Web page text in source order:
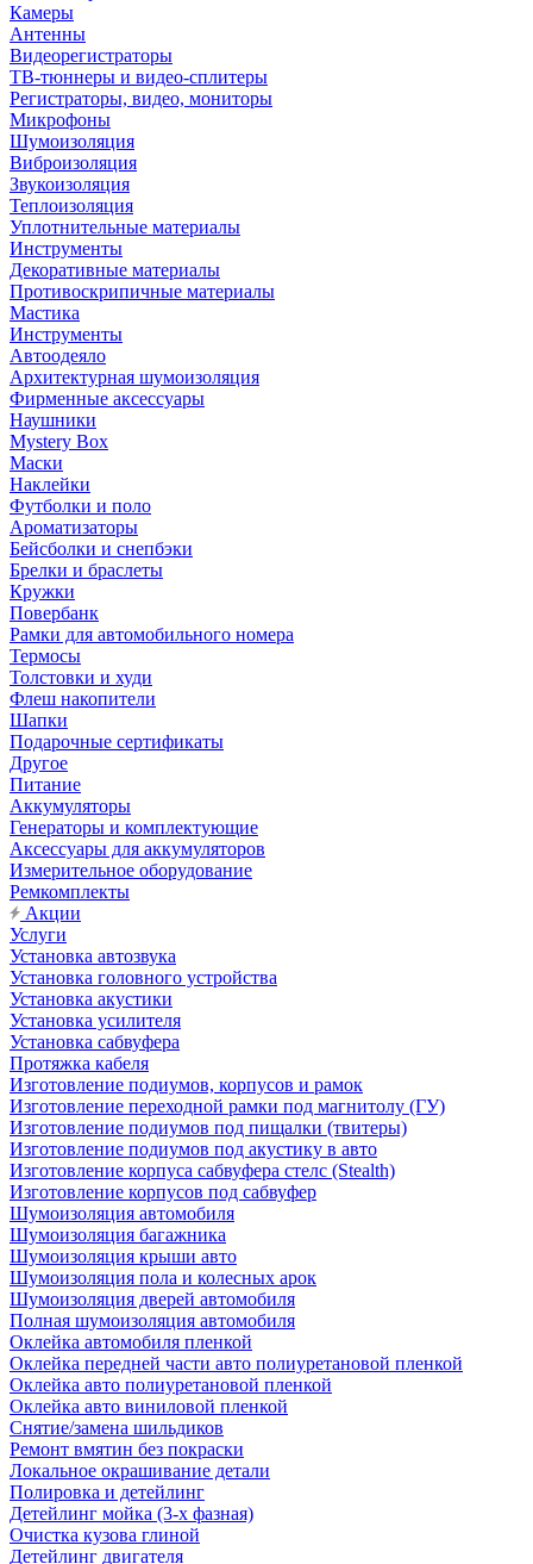
Камеры
Антенны
Видеорегистраторы
ТВ-тюннеры и видео-сплитеры
Регистраторы, видео, мониторы
Микрофоны
Шумоизоляция
Виброизоляция
Звукоизоляция
Теплоизоляция
Уплотнительные материалы
Инструменты
Декоративные материалы
Противоскрипичные материалы
Мастика
Инструменты
Автоодеяло
Архитектурная шумоизоляция
Фирменные аксессуары
Наушники
Mystery Box
Маски
Наклейки
Футболки и поло
Ароматизаторы
Бейсболки и снепбэки
Брелки и браслеты
Кружки
Повербанк
Рамки для автомобильного номера
Термосы
Толстовки и худи
Флеш накопители
Шапки
Подарочные сертификаты
Другое
Питание
Аккумуляторы
Генераторы и комплектующие
Аксессуары для аккумуляторов
Измерительное оборудование
Ремкомплекты
Акции
Услуги
Установка автозвука
Установка головного устройства
Установка акустики
Установка усилителя
Установка сабвуфера
Протяжка кабеля
Изготовление подиумов, корпусов и рамок
Изготовление переходной рамки под магнитолу (ГУ)
Изготовление подиумов под пищалки (твитеры)
Изготовление подиумов под акустику в авто
Изготовление корпуса сабвуфера стелс (Stealth)
Изготовление корпусов под сабвуфер
Шумоизоляция автомобиля
Шумоизоляция багажника
Шумоизоляция крыши авто
Шумоизоляция пола и колесных арок
Шумоизоляция дверей автомобиля
Полная шумоизоляция автомобиля
Оклейка автомобиля пленкой
Оклейка передней части авто полиуретановой пленкой
Оклейка авто полиуретановой пленкой
Оклейка авто виниловой пленкой
Снятие/замена шильдиков
Ремонт вмятин без покраски
Локальное окрашивание детали
Полировка и детейлинг
Детейлинг мойка (3-х фазная)
Очистка кузова глиной
Детейлинг двигателя